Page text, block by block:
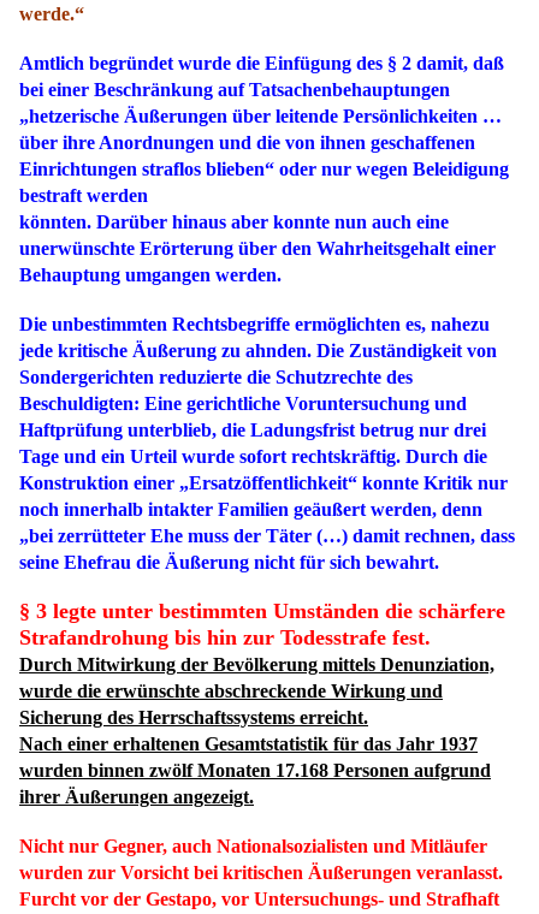
werde.“
Amtlich begründet wurde die Einfügung des § 2 damit, daß
bei einer Beschränkung auf Tatsachenbehauptungen
„hetzerische Äußerungen über leitende Persönlichkeiten …
über ihre Anordnungen und die von ihnen geschaffenen
Einrichtungen straflos blieben“ oder nur wegen Beleidigung
bestraft werden
könnten. Darüber hinaus aber konnte nun auch eine
unerwünschte Erörterung über den Wahrheitsgehalt einer
Behauptung umgangen werden.
Die unbestimmten Rechtsbegriffe ermöglichten es, nahezu
jede kritische Äußerung zu ahnden. Die Zuständigkeit von
Sondergerichten reduzierte die Schutzrechte des
Beschuldigten: Eine gerichtliche Voruntersuchung und
Haftprüfung unterblieb, die Ladungsfrist betrug nur drei
Tage und ein Urteil wurde sofort rechtskräftig. Durch die
Konstruktion einer „Ersatzöffentlichkeit“ konnte Kritik nur
noch innerhalb intakter Familien geäußert werden, denn
„bei zerrütteter Ehe muss der Täter (…) damit rechnen, dass
seine Ehefrau die Äußerung nicht für sich bewahrt.
§ 3 legte unter bestimmten Umständen die schärfere
Strafandrohung bis hin zur Todesstrafe fest.
Durch Mitwirkung der Bevölkerung mittels Denunziation,
wurde die erwünschte abschreckende Wirkung und
Sicherung des Herrschaftssystems erreicht.
Nach einer erhaltenen Gesamtstatistik für das Jahr 1937
wurden binnen zwölf Monaten 17.168 Personen aufgrund
ihrer Äußerungen angezeigt.
Nicht nur Gegner, auch Nationalsozialisten und Mitläufer
wurden zur Vorsicht bei kritischen Äußerungen veranlasst.
Furcht vor der Gestapo, vor Untersuchungs- und Strafhaft